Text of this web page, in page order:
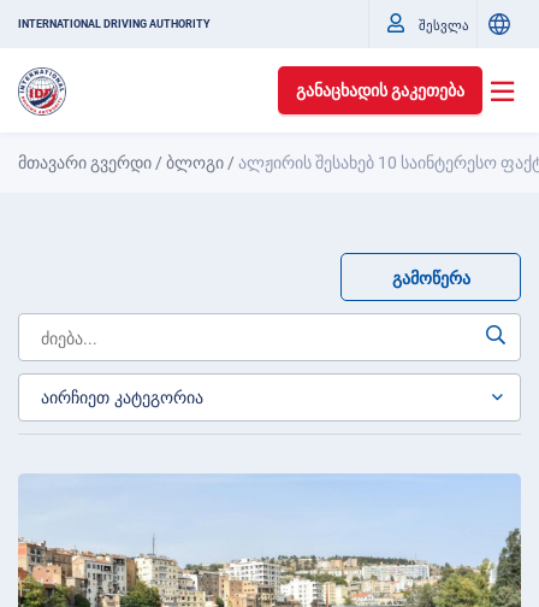
INTERNATIONAL DRIVING AUTHORITY შესვლა
ᲒᲐᲜᲐᲪᲮᲐᲓᲘᲡ ᲒᲐᲙᲔᲗᲔᲑᲐ
მთავარი გვერდი /ბლოგი /ალჟირის შესახებ 10 საინტერესო
ᲒᲐᲛᲝᲬᲔᲠᲐ